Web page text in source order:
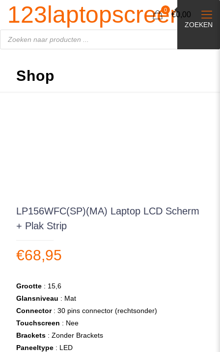
123laptopscreen.nl
zoeken
ZOEKEN
0
€0,00
Shop
LP156WFC(SP)(MA) Laptop LCD Scherm
+ Plak Strip
€68,95
Grootte : 15,6
Glansniveau : Mat
Connector: 30 pins connector (rechtsonder)
Touchscreen : Nee
Brackets : Zonder Brackets
Paneeltype : LED